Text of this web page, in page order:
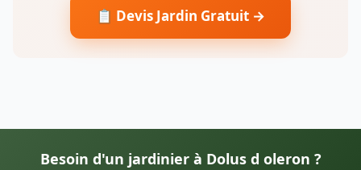
📋 Devis Jardin Gratuit →
Besoin d'un jardinier à Dolus d oleron ?